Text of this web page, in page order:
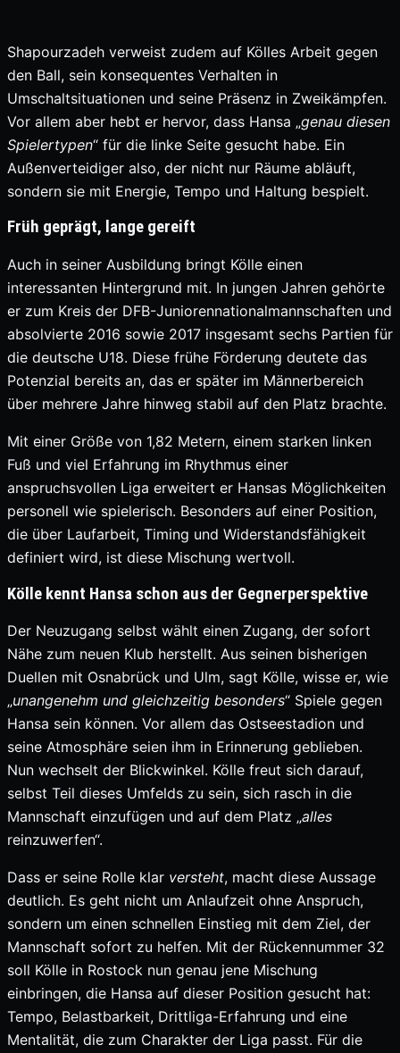
Shapourzadeh verweist zudem auf Kölles Arbeit gegen
den Ball, sein konsequentes Verhalten in
Umschaltsituationen und seine Präsenz in Zweikämpfen.
Vor allem aber hebt er hervor, dass Hansa „genau diesen
Spielertypen“ für die linke Seite gesucht habe. Ein
Außenverteidiger also, der nicht nur Räume abläuft,
sondern sie mit Energie, Tempo und Haltung bespielt.
Früh geprägt, lange gereift
Auch in seiner Ausbildung bringt Kölle einen
interessanten Hintergrund mit. In jungen Jahren gehörte
er zum Kreis der DFB-Juniorennationalmannschaften und
absolvierte 2016 sowie 2017 insgesamt sechs Partien für
die deutsche U18. Diese frühe Förderung deutete das
Potenzial bereits an, das er später im Männerbereich
über mehrere Jahre hinweg stabil auf den Platz brachte.
Mit einer Größe von 1,82 Metern, einem starken linken
Fuß und viel Erfahrung im Rhythmus einer
anspruchsvollen Liga erweitert er Hansas Möglichkeiten
personell wie spielerisch. Besonders auf einer Position,
die über Laufarbeit, Timing und Widerstandsfähigkeit
definiert wird, ist diese Mischung wertvoll.
Kölle kennt Hansa schon aus der Gegnerperspektive
Der Neuzugang selbst wählt einen Zugang, der sofort
Nähe zum neuen Klub herstellt. Aus seinen bisherigen
Duellen mit Osnabrück und Ulm, sagt Kölle, wisse er, wie
„unangenehm und gleichzeitig besonders“ Spiele gegen
Hansa sein können. Vor allem das Ostseestadion und
seine Atmosphäre seien ihm in Erinnerung geblieben.
Nun wechselt der Blickwinkel. Kölle freut sich darauf,
selbst Teil dieses Umfelds zu sein, sich rasch in die
Mannschaft einzufügen und auf dem Platz „alles
reinzuwerfen“.
Dass er seine Rolle klar versteht, macht diese Aussage
deutlich. Es geht nicht um Anlaufzeit ohne Anspruch,
sondern um einen schnellen Einstieg mit dem Ziel, der
Mannschaft sofort zu helfen. Mit der Rückennummer 32
soll Kölle in Rostock nun genau jene Mischung
einbringen, die Hansa auf dieser Position gesucht hat:
Tempo, Belastbarkeit, Drittliga-Erfahrung und eine
Mentalität, die zum Charakter der Liga passt. Für die